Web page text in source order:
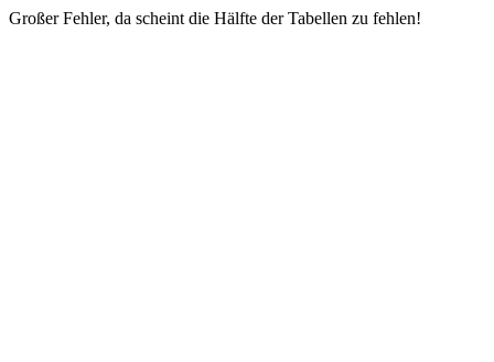
Großer Fehler, da scheint die Hälfte der Tabellen zu fehlen!